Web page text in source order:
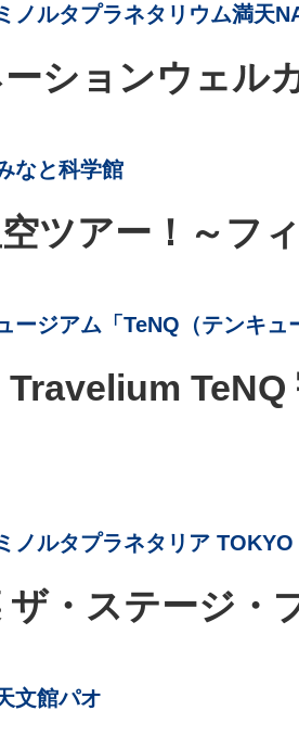
ノルタプラネタリウム満天
ションウェル
なと科学館
ツアー！～フ
ージアム「TeNQ（テンキュ
Travelium
ノルタプラネタリア TOKYO
ザ・ステージ・
文館パオ